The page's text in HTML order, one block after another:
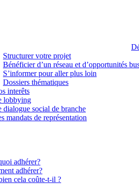
Structurer votre projet
Bénéficier d’un réseau et d’opportunités
S’informer pour aller plus loin
Dossiers thématiques
interêts
lobbying
dialogue social de branche
mandats de représentation
adhérer?
adhérer?
cela coûte-t-il ?